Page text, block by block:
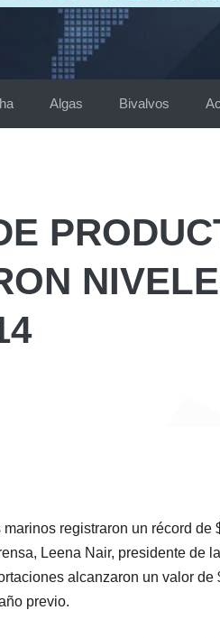
Algas Bivalvos
registraron un récord de
Leena Nair, presidente de
alcanzaron un valor
previo.